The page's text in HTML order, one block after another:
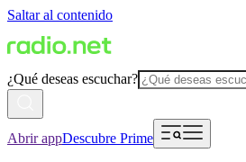
Saltar al contenido
¿Qué deseas escuchar?
Abrir appDescubre Prime